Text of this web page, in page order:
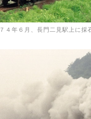
７４年６月、長門二見駅上に採